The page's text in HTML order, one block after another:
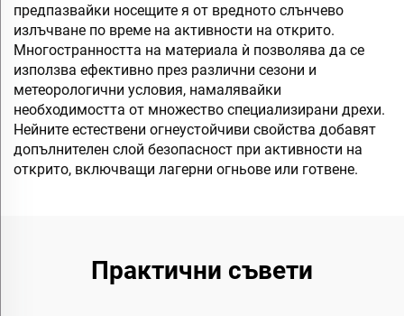
предпазвайки носещите я от вредното слънчево
излъчване по време на активности на открито.
Многостранността на материала ѝ позволява да се
използва ефективно през различни сезони и
метеорологични условия, намалявайки
необходимостта от множество специализирани дрехи.
Нейните естествени огнеустойчиви свойства добавят
допълнителен слой безопасност при активности на
открито, включващи лагерни огньове или готвене.
Практични съвети